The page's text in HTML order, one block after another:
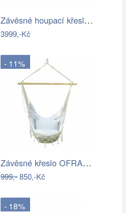
Závěsné houpací křeslo ve stylu hipís -…
3999,-Kč
- 11%
Závěsné křeslo OFRAME Tempo Kondela
999,-850,-Kč
- 18%